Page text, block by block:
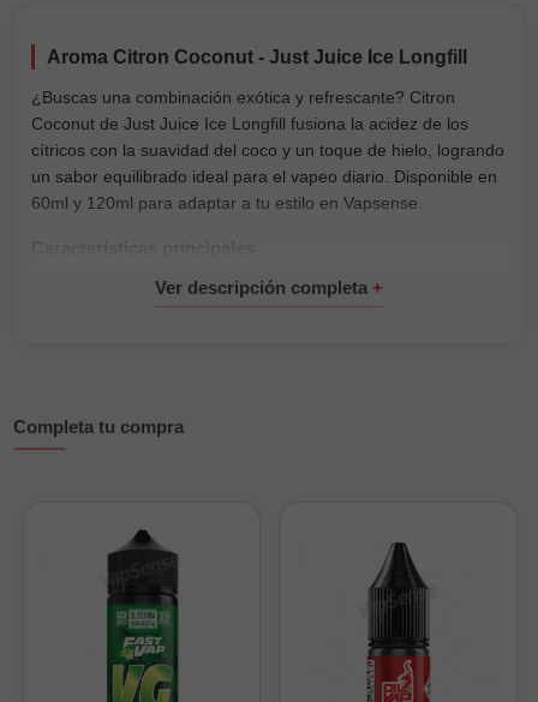
Aroma Citron Coconut - Just Juice Ice Longfill
¿Buscas una combinación exótica y refrescante? Citron
Coconut de Just Juice Ice Longfill fusiona la acidez de los
cítricos con la suavidad del coco y un toque de hielo, logrando
un sabor equilibrado ideal para el vapeo diario. Disponible en
60ml y 120ml para adaptar a tu estilo en Vapsense.
Porcentaje PG 100%
Capacidad real del bote: 60ml o 120ml según formato
incluso si no se desea nicotina.
Maceración recomendada de 2 a 7 días
¿Cómo preparar tu Longfill paso a paso?
Completa tu compra